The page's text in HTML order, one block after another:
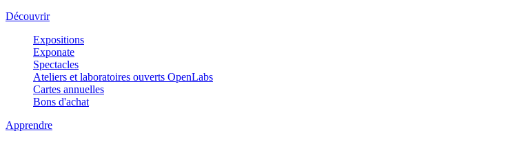
Découvrir
Expositions
Exponate
Spectacles
Ateliers et laboratoires ouverts OpenLabs
Cartes annuelles
Bons d'achat
Apprendre